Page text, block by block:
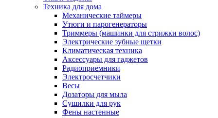
Техника для дома
Механические таймеры
Утюги и парогенераторы
Триммеры (машинки для стрижки волос)
Электрические зубные щетки
Климатическая техника
Аксессуары для гаджетов
Радиоприемники
Электросчетчики
Весы
Дозаторы для мыла
Сушилки для рук
Фены настенные